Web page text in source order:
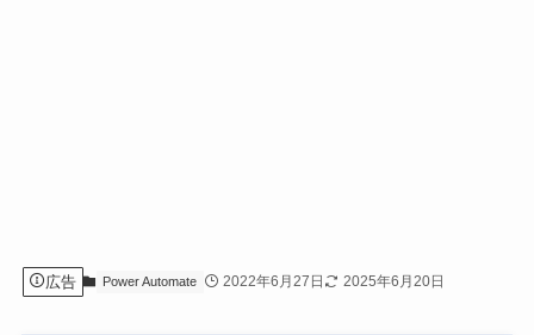
広告 Power Automate 2022年6月27日 2025年6月20日